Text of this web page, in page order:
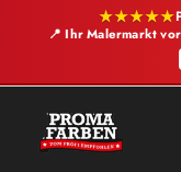
★★★★★
📍 Ihr Malermarkt